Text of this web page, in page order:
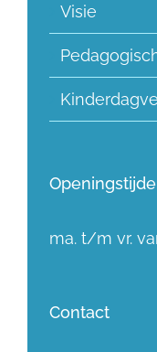
Visie
ma. t/m vr.
Contact